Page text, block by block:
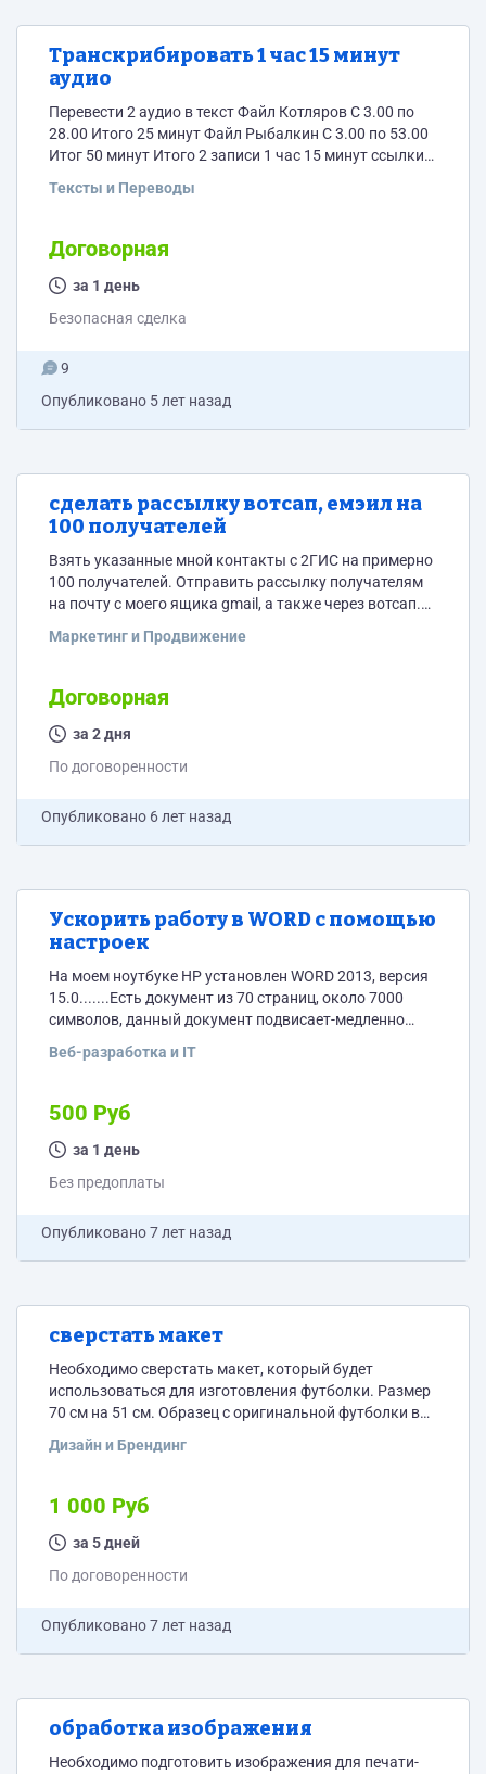
Транскрибировать 1 час 15 минут
аудио
Перевести 2 аудио в текст Файл Котляров С 3.00 по
28.00 Итого 25 минут Файл Рыбалкин С 3.00 по 53.00
Итог 50 минут Итого 2 записи 1 час 15 минут ссылки
и сроки
Тексты и Переводы
Договорная
за 1 день
Безопасная сделка
9
Опубликовано 5 лет назад
сделать рассылку вотсап, емэил на
100 получателей
Взять указанные мной контакты с 2ГИС на примерно
100 получателей. Отправить рассылку получателям
на почту с моего ящика gmail, а также через вотсап.
gmail. Текст рассылки а также пароль и логин от
рассылки на вотсап без создания контакта здесь:
https://fan-android.com/instructions/3019-kak-otpravit-
soobschenie-v-whatsapp-bez-dobavlenija-kontakta.html
Маркетинг и Продвижение
Договорная
за 2 дня
По договоренности
Опубликовано 6 лет назад
Ускорить работу в WORD с помощью
настроек
На моем ноутбуке HP установлен WORD 2013, версия
15.0.......Есть документ из 70 страниц, около 7000
символов, данный документ подвисает-медленно
также выполняются медленно, другие объемные
TEAM VEIWER произвести настройки в WORD на моем
ноутбуке- ускорить работу и устранить подвисание. C
самим ноутбуком ничего делать не нужно. Нужен тот,
Веб-разработка и IT
500 Руб
за 1 день
Без предоплаты
Опубликовано7 лет назад
сверстать макет
Необходимо сверстать макет, который будет
использоваться для изготовления футболки. Размер
70 см на 51 см. Образец с оригинальной футболки в
на оригинале. Обязательно использовать элементы-
индейца, повязка. Связь обязательно через вотсап.
Дизайн и Брендинг
1 000 Руб
за 5 дней
По договоренности
Опубликовано7 лет назад
обработка изображения
Необходимо подготовить изображения для печати-